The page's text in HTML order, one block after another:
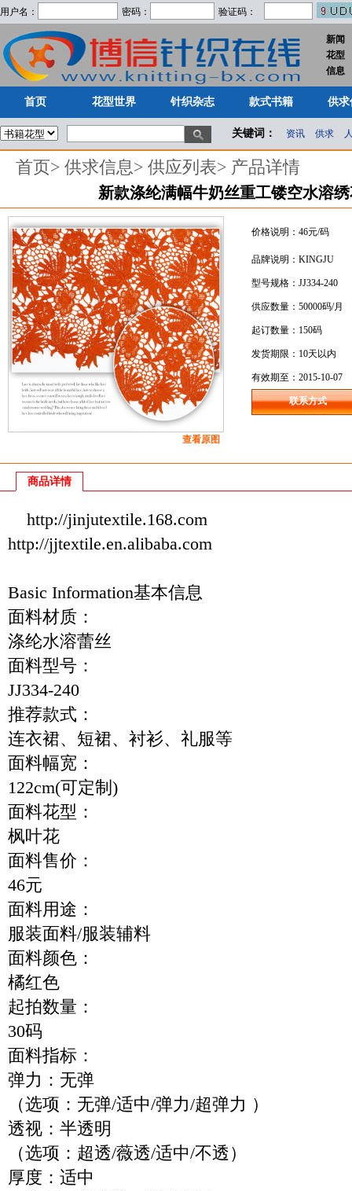
用户名： 密码： 验证码：
新闻
花型
信息
首页
首页
花型世界
花型世界
针织杂志
针织杂志
款式书籍
款式书籍
供求
供求
关键词： 资讯 供求
首页> 供求信息> 供应列表> 产品详情
新款涤纶满幅牛奶丝重工镂空水溶
查看原图
价格说明：46元/码
品牌说明：KINGJU
型号规格：JJ334-240
供应数量：50000码/月
起订数量：150码
发货期限：10天以内
有效期至：2015-10-07
联系方式
商品详情
http://jinjutextile.168.com
http://jjtextile.en.alibaba.com
Basic Information基本信息
面料材质：
涤纶水溶蕾丝
面料型号：
JJ334-240
推荐款式：
连衣裙、短裙、衬衫、礼服等
面料幅宽：
122cm(可定制)
面料花型：
枫叶花
面料售价：
46元
面料用途：
服装面料/服装辅料
面料颜色：
橘红色
起拍数量：
30码
面料指标：
弹力：无弹
（选项：无弹/适中/弹力/超弹力 ）
透视：半透明
（选项：超透/薇透/适中/不透）
厚度：适中